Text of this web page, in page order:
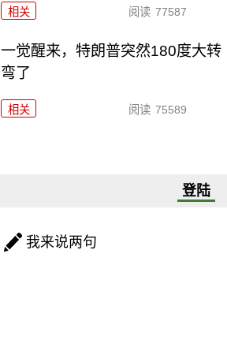
相关 阅读 77587
一觉醒来，特朗普突然180度大转
弯了
相关 阅读 75589
登陆
我来说两句